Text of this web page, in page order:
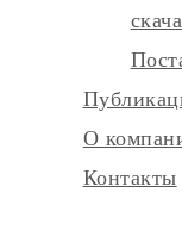
О
Контакты